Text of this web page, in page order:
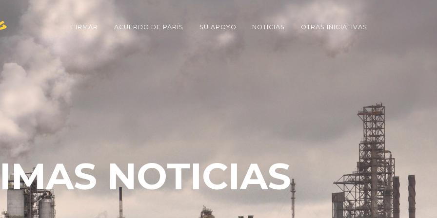
FIRMAR ACUERDO DE PARÍS SU APOYO NOTICIAS OTRAS INICIATIVAS
NOTICIAS